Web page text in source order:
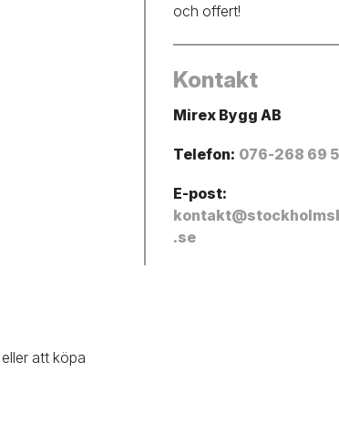
att köpa
och offert!
Kontakt
Mirex Bygg AB
Telefon: 076-268 69
E-post:
.se